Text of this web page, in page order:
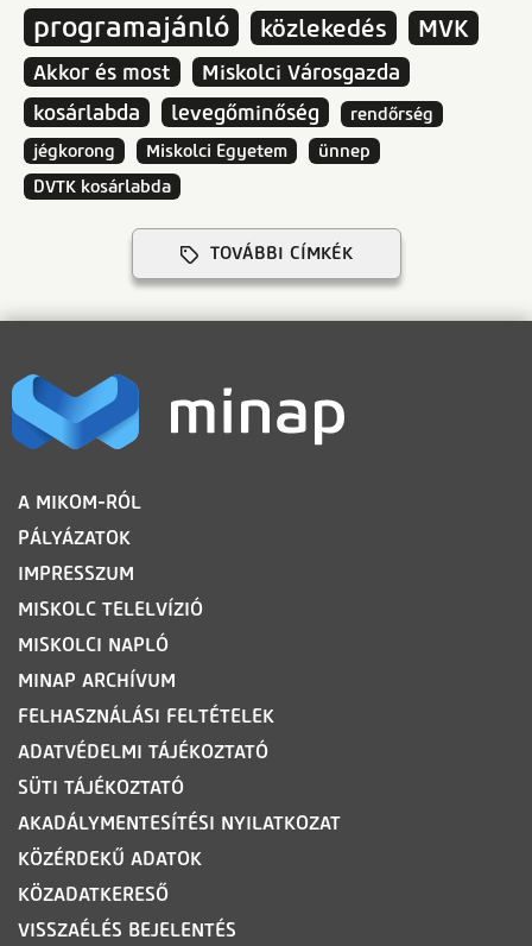
programajánló
közlekedés MVK
Akkor és most
Miskolci Városgazda
kosárlabda
levegőminőség
rendőrség
jégkorong
Miskolci Egyetem
ünnep
DVTK kosárlabda
TOVÁBBI CÍMKÉK
LÁBLÉC
A MIKOM-RÓL
PÁLYÁZATOK
IMPRESSZUM
MISKOLC TELELVÍZIÓ
MISKOLCI NAPLÓ
MINAP ARCHÍVUM
FELHASZNÁLÁSI FELTÉTELEK
ADATVÉDELMI TÁJÉKOZTATÓ
SÜTI TÁJÉKOZTATÓ
AKADÁLYMENTESÍTÉSI NYILATKOZAT
KÖZÉRDEKŰ ADATOK
KÖZADATKERESŐ
VISSZAÉLÉS BEJELENTÉS